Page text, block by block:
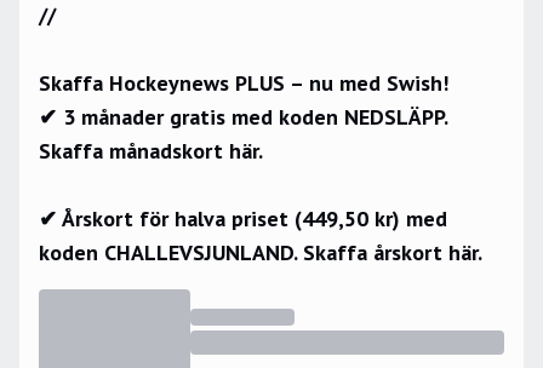
//
Skaffa Hockeynews PLUS – nu med Swish!
✔ 3 månader gratis med koden NEDSLÄPP.
Skaffa månadskort här.
✔ Årskort för halva priset (449,50 kr) med
koden CHALLEVSJUNLAND. Skaffa årskort här.